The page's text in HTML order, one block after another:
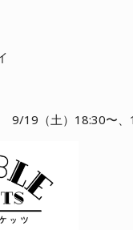
9/19（土）18:30〜、